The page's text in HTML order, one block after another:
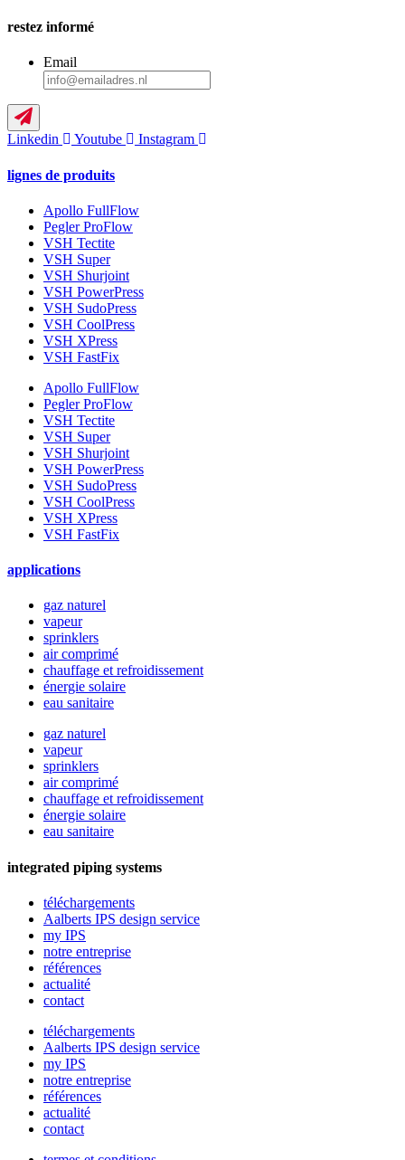
restez informé
Email
Linkedin Youtube Instagram
lignes de produits
Apollo FullFlow
Pegler ProFlow
VSH Tectite
VSH Super
VSH Shurjoint
VSH PowerPress
VSH SudoPress
VSH CoolPress
VSH XPress
VSH FastFix
Apollo FullFlow
Pegler ProFlow
VSH Tectite
VSH Super
VSH Shurjoint
VSH PowerPress
VSH SudoPress
VSH CoolPress
VSH XPress
VSH FastFix
applications
gaz naturel
vapeur
sprinklers
air comprimé
chauffage et refroidissement
énergie solaire
eau sanitaire
gaz naturel
vapeur
sprinklers
air comprimé
chauffage et refroidissement
énergie solaire
eau sanitaire
integrated piping systems
téléchargements
Aalberts IPS design service
my IPS
notre entreprise
références
actualité
contact
téléchargements
Aalberts IPS design service
my IPS
notre entreprise
références
actualité
contact